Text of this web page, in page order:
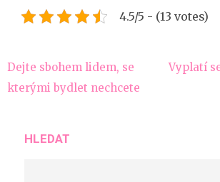
4.5/5 - (13 votes)
Navigace
pro
Dejte sbohem lidem, se
kterými bydlet nechcete
Vyplatí
HLEDAT